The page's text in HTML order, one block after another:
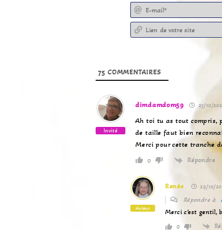
75 COMMENTAIRES
Invité
dimdamdom59 27/10/
Ah toi tu as tout compris,
de taille faut bien
Merci pour cette tranche
0 Répondre
Auteur
Renée 29/10/
Répondre à
Merci c’est gentil,
0